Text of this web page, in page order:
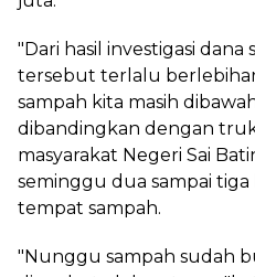
"Dari hasil investigasi dana
tersebut terlalu
sampah kita masih
dibandingkan dengan
masyarakat Negeri Sai
seminggu dua sampai
tempat sampah.
"Nunggu sampah sudah